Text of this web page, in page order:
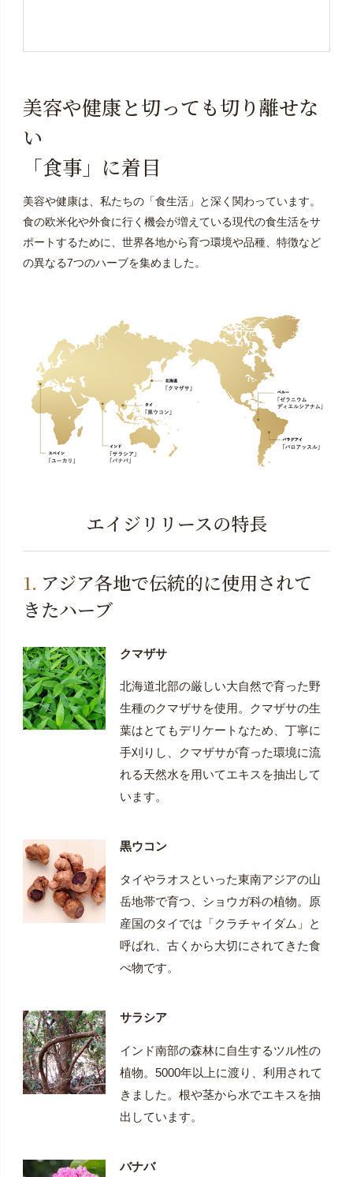
目安は1～３日ですが多少前後する場合もございます。
「出荷日」が休日にあたる場合や、連休等で込み合う
ます。また交通事情により多少遅れる場合がございま
す。システムの都合上、お申し込み時に表示される
「時間指定枠」は、定期便ではご利用いただけませ
ん。予めご了承ください。
受け取り後、次回「お届け日（出荷日）」の2週間前ま
でにお申し出ください。
※１定期便について複数のお届け先を設定することはで
きません。
※定期便お申し込み時に登録住所以外をお届け先にご設
定された場合は、マイページからは変更できないた
め、「お問い合わせフォーム」より、住所変更をご依
ントをお付けしておりますが、システムの都合上、ポ
イントをご利用できるのは、定期便以外のご注文時と
なります。
美容や健康と切っても切り離せな
い
「食事」に着目
美容や健康は、私たちの「食生活」と深く関わっています。
食の欧米化や外食に行く機会が増えている現代の食生活をサ
ポートするために、世界各地から育つ環境や品種、特徴など
の異なる7つのハーブを集めました。
エイジリリースの特長
アジア各地で伝統的に使用されて
きたハーブ
クマザサ
北海道北部の厳しい大自然で育った野
生種のクマザサを使用。クマザサの生
葉はとてもデリケートなため、丁寧に
手刈りし、クマザサが育った環境に流
れる天然水を用いてエキスを抽出して
います。
黒ウコン
タイやラオスといった東南アジアの山
岳地帯で育つ、ショウガ科の植物。原
産国のタイでは「クラチャイダム」と
呼ばれ、古くから大切にされてきた食
べ物です。
サラシア
インド南部の森林に自生するツル性の
植物。5000年以上に渡り、利用されて
きました。根や茎から水でエキスを抽
出しています。
バナバ